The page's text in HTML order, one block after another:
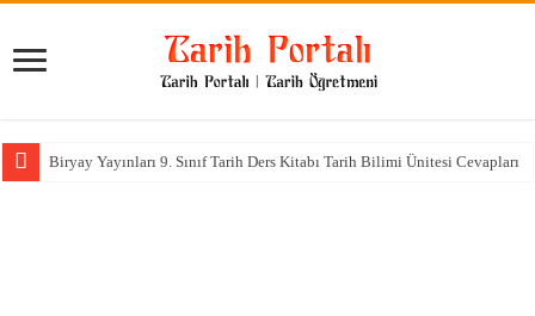
Biryay Yayınları 9. Sınıf Tarih Ders Kitabı Tarih Bilimi Ünitesi Cevapları